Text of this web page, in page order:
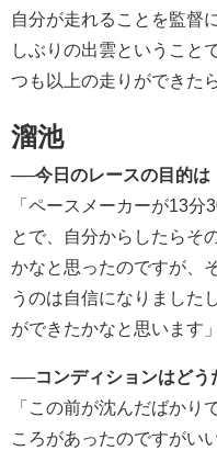
自分が走れることを監督
しぶりの出雲ということ
つも以上の走りができた
溜池
──今日のレースの目的は
「ペースメーカーが13分
とで、自分からしたらそ
かなと思ったのですが、
うのは自信になりました
ができたかなと思います」
──コンディションはどう
「この前が沈んだばかり
ころがあったのですがい